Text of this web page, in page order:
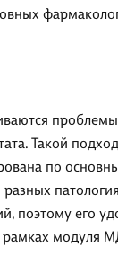
Такой
по
поэтому его
рамках модуля